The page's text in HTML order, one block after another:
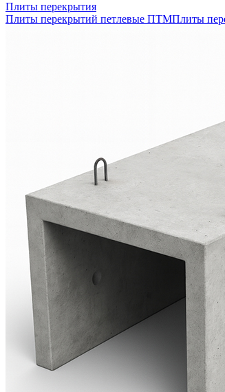
Плиты перекрытия
Плиты перекрытий петлевые ПТМПлиты